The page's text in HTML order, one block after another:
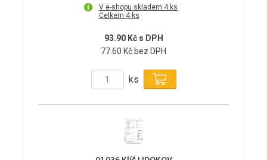
V e-shopu skladem 4 ks
Celkem 4 ks
93.90 Kč s DPH
77.60 Kč bez DPH
ks